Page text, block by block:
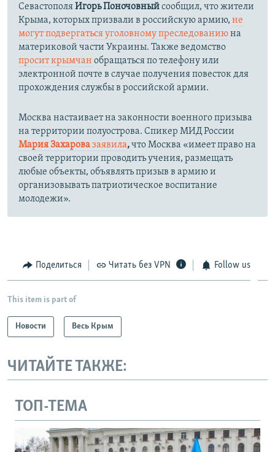
СевастополяИгорь Поночовныйсообщил, что жители
Крыма, которых призвали в российскую армию, не
могут подвергаться уголовному преследованиюна
материковой части Украины. Также ведомство
просит крымчан обращаться по телефону или
электронной почте в случае получения повесток для
прохождения службы в российской армии.
Москва настаивает на законности военного призыва
на территории полуострова. Спикер МИД России
Мария Захаровазаявила,что Москва «имеет право на
своей территории проводить учения, размещать
любые объекты, объявлять призыв в армию и
организовывать патриотическое воспитание
молодежи».
Поделиться Читать без VPN Follow us
This item is part of
Новости Весь Крым
ЧИТАЙТЕ ТАКЖЕ:
ТОП-ТЕМА